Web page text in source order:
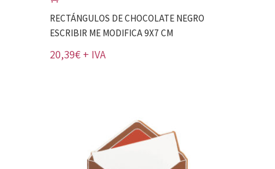
RECTÁNGULOS DE CHOCOLATE NEGRO
ESCRIBIR ME MODIFICA 9X7 CM
20,39€ + IVA